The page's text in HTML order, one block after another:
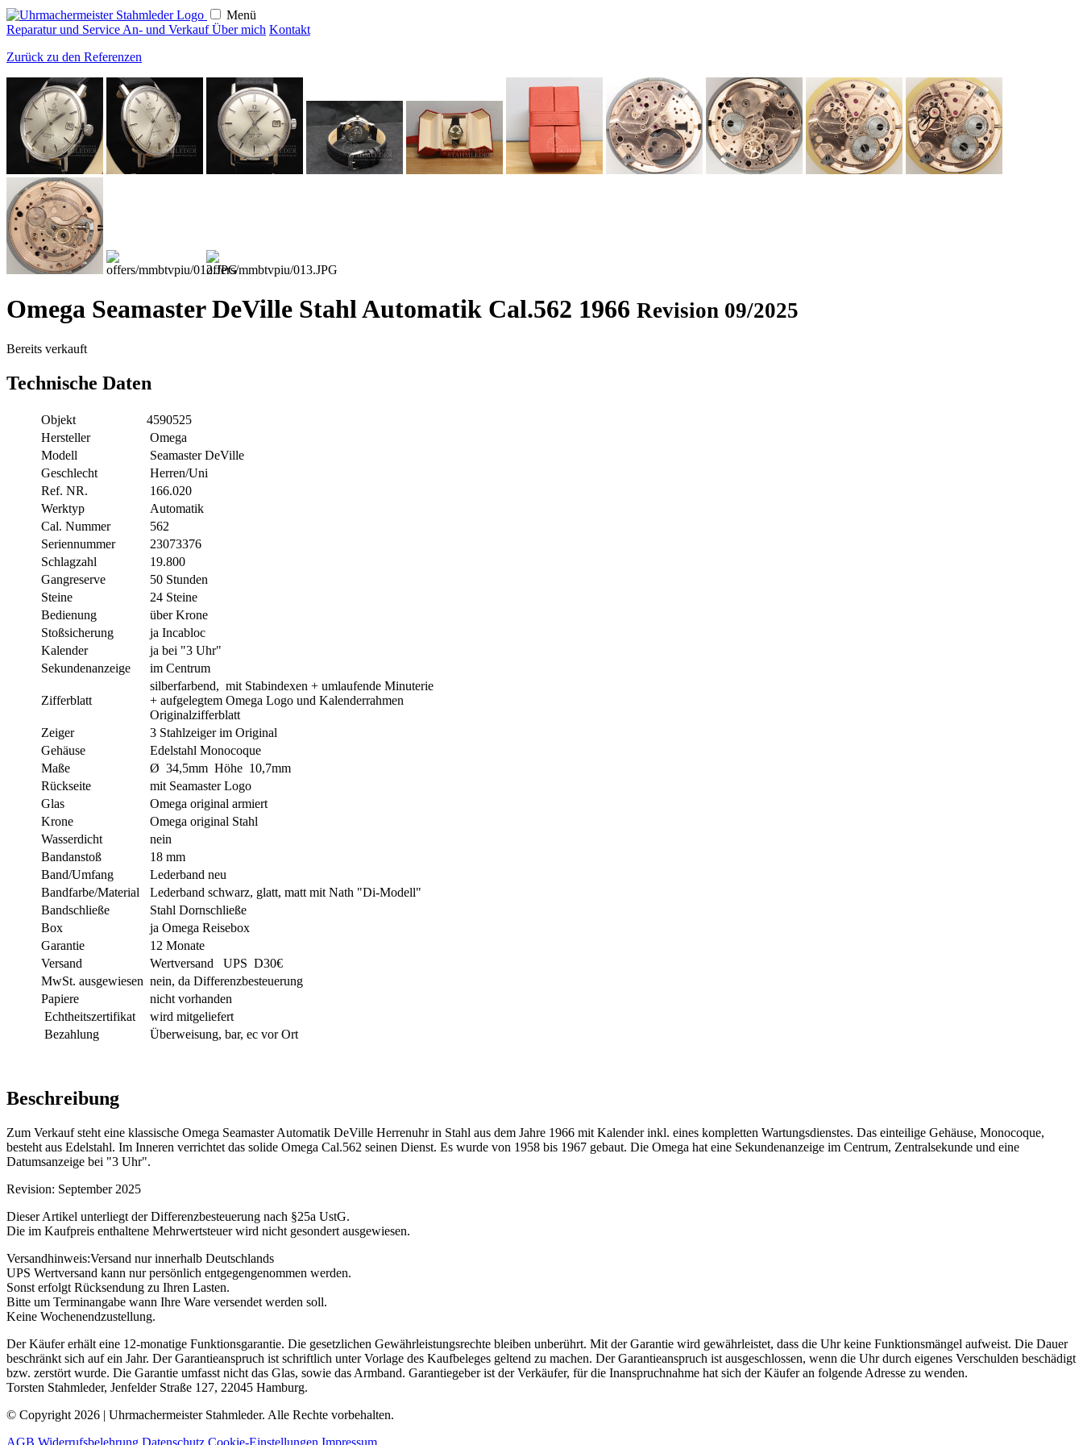
Menü
Reparatur und Service An- und VerkaufÜber mich Kontakt
Zurück zu den Referenzen
Omega Seamaster DeVille Stahl Automatik Cal.562 1966 Revision 09/2025
Bereits verkauft
Technische Daten
Objekt
4590525
Hersteller
Omega
Modell
Seamaster DeVille
Geschlecht
Herren/Uni
Ref. NR.
166.020
Werktyp
Automatik
Cal. Nummer
562
Seriennummer
23073376
Schlagzahl
19.800
Gangreserve
50 Stunden
Steine
24 Steine
Bedienung
über Krone
Stoßsicherung
ja Incabloc
Kalender
ja bei "3 Uhr"
Sekundenanzeige
im Centrum
Zifferblatt
silberfarbend, mit Stabindexen + umlaufende Minuterie
+ aufgelegtem Omega Logo und Kalenderrahmen
Originalzifferblatt
Zeiger
3 Stahlzeiger im Original
Gehäuse
Edelstahl Monocoque
Maße
Ø 34,5mm Höhe 10,7mm
Rückseite
mit Seamaster Logo
Glas
Omega original armiert
Krone
Omega original Stahl
Wasserdicht
nein
Bandanstoß
18 mm
Band/Umfang
Lederband neu
Bandfarbe/Material
Lederband schwarz, glatt, matt mit Nath "Di-Modell"
Bandschließe
Stahl Dornschließe
Box
ja Omega Reisebox
Garantie
12 Monate
Versand
Wertversand UPS D30€
MwSt. ausgewiesen nein, da Differenzbesteuerung
Papiere
nicht vorhanden
Echtheitszertifikat
wird mitgeliefert
Bezahlung
Überweisung, bar, ec vor Ort
Beschreibung
Zum Verkauf steht eine klassische Omega Seamaster Automatik DeVille Herrenuhr in Stahl aus dem Jahre 1966 mit Kalender inkl. eines kompletten Wartungsdienstes. Das einteilige Gehäuse, Monocoque,
besteht aus Edelstahl. Im Inneren verrichtet das solide Omega Cal.562 seinen Dienst. Es wurde von 1958 bis 1967 gebaut. Die Omega hat eine Sekundenanzeige im Centrum, Zentralsekunde und eine
Datumsanzeige bei "3 Uhr".
Revision: September 2025
Dieser Artikel unterliegt der Differenzbesteuerung nach §25a UstG.
Die im Kaufpreis enthaltene Mehrwertsteuer wird nicht gesondert ausgewiesen.
Versandhinweis:Versand nur innerhalb Deutschlands
UPS Wertversand kann nur persönlich entgegengenommen werden.
Sonst erfolgt Rücksendung zu Ihren Lasten.
Bitte um Terminangabe wann Ihre Ware versendet werden soll.
Keine Wochenendzustellung.
Der Käufer erhält eine 12-monatige Funktionsgarantie. Die gesetzlichen Gewährleistungsrechte bleiben unberührt. Mit der Garantie wird gewährleistet, dass die Uhr keine Funktionsmängel aufweist. Die Dauer
beschränkt sich auf ein Jahr. Der Garantieanspruch ist schriftlich unter Vorlage des Kaufbeleges geltend zu machen. Der Garantieanspruch ist ausgeschlossen, wenn die Uhr durch eigenes Verschulden beschädigt
bzw. zerstört wurde. Die Garantie umfasst nicht das Glas, sowie das Armband. Garantiegeber ist der Verkäufer, für die Inanspruchnahme hat sich der Käufer an folgende Adresse zu wenden.
Torsten Stahmleder, Jenfelder Straße 127, 22045 Hamburg.
© Copyright 2026 | Uhrmachermeister Stahmleder. Alle Rechte vorbehalten.
AGB Widerrufsbelehrung Datenschutz Cookie-Einstellungen Impressum